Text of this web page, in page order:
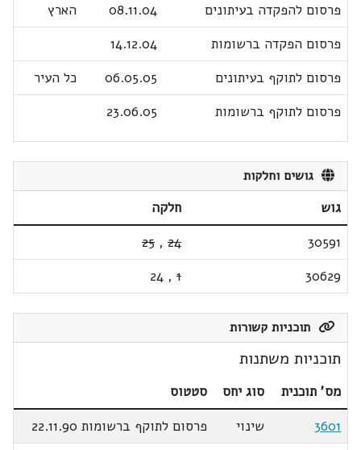
פרסום להפקדה בעיתונים
08.11.04
הארץ
פרסום הפקדה ברשומות
14.12.04
פרסום לתוקף בעיתונים
06.05.05
כל העיר
פרסום לתוקף ברשומות
23.06.05
גושים וחלקות
גוש
חלקה
30591
24
,
25
30629
1
,
24
תוכניות קשורות
תוכניות משתנות
מס' תוכנית סוג יחס
סטטוס
3601
שינוי
פרסום לתוקף ברשומות 22.11.90